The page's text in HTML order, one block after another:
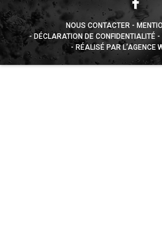
NOUS CONTACTER
DÉCLARATION DE CONFIDENTIALITÉ
RÉALISÉ PAR L’AGENCE